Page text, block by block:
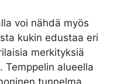
voi nähdä myös
kukin edustaa eri
merkityksiä
alueella